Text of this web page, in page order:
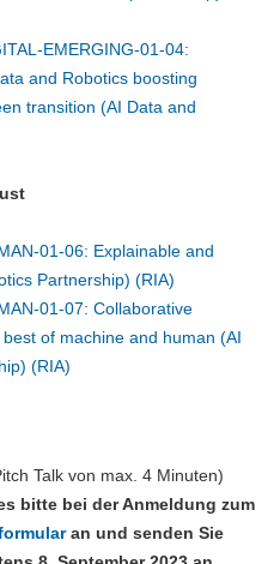
EMERGING-01-04:
and Robotics boosting
transition (AI Data and
01-06: Explainable and
Partnership) (RIA)
01-07: Collaborative
of machine and human (AI
(RIA)
Talk von max. 4 Minuten)
bitte bei der Anmeldung zum
an und senden Sie